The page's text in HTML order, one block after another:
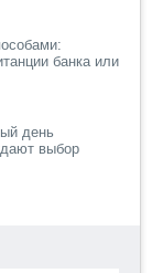
банка или
день
выбор